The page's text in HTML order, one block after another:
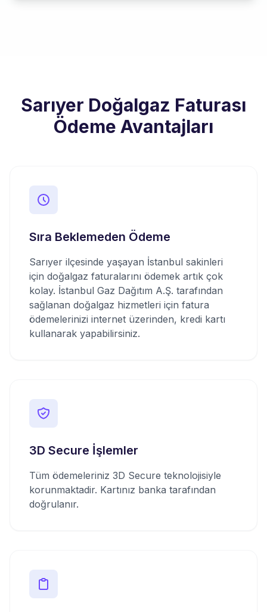
Sarıyer Doğalgaz Faturası
Ödeme Avantajları
Sıra Beklemeden Ödeme
Sarıyer ilçesinde yaşayan İstanbul sakinleri
için doğalgaz faturalarını ödemek artık çok
kolay. İstanbul Gaz Dağıtım A.Ş. tarafından
sağlanan doğalgaz hizmetleri için fatura
ödemelerinizi internet üzerinden, kredi kartı
kullanarak yapabilirsiniz.
3D Secure İşlemler
Tüm ödemeleriniz 3D Secure teknolojisiyle
korunmaktadir. Kartınız banka tarafından
doğrulanır.